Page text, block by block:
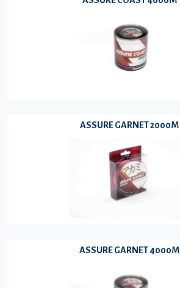
ASSURE GARNET 2000M
ASSURE GARNET 4000M